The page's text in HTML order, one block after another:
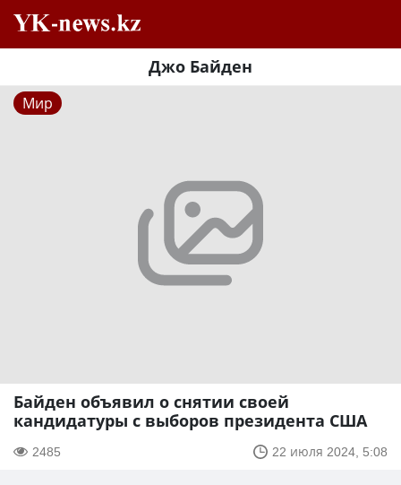
Джо Байден
Мир
Байден объявил о снятии своей
кандидатуры с выборов президента США
2485 22 июля 2024, 5:08